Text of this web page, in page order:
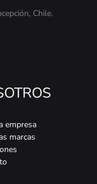
Chile.
empresa
marcas